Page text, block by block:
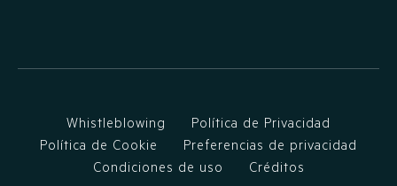
Whistleblowing
Política de Privacidad
Política de Cookie
Preferencias de privacidad
Condiciones de uso
Créditos